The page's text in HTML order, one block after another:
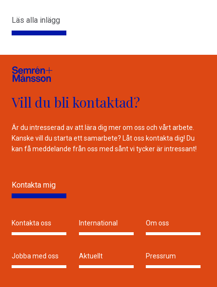
Läs alla inlägg
Vill du bli kontaktad?
Är du intresserad av att lära dig mer om oss och vårt arbete.
Kanske vill du starta ett samarbete? Låt oss kontakta dig! Du
kan få meddelande från oss med sånt vi tycker är intressant!
Kontakta mig
Kontakta oss International Om oss
Jobba med oss Aktuellt Pressrum